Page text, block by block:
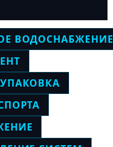
ВОДОСНАБЖЕНИЕ